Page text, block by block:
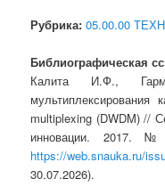
Рубрика: 05.00.00
Библиографическая
Калита И.Ф.,
multiplexing (DWDM) //
инновации. 2017.
https://web.snauka.ru/
30.07.2026).